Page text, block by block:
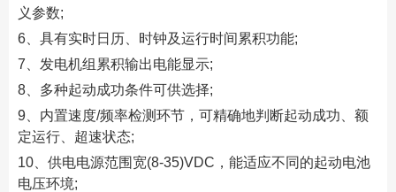
义参数;
6、具有实时日历、时钟及运行时间累积功能;
7、发电机组累积输出电能显示;
8、多种起动成功条件可供选择;
9、内置速度/频率检测环节，可精确地判断起动成功、额
定运行、超速状态;
10、供电电源范围宽(8-35)VDC，能适应不同的起动电池
电压环境;